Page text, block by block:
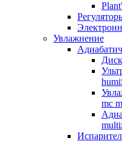
Увлажнение
mc